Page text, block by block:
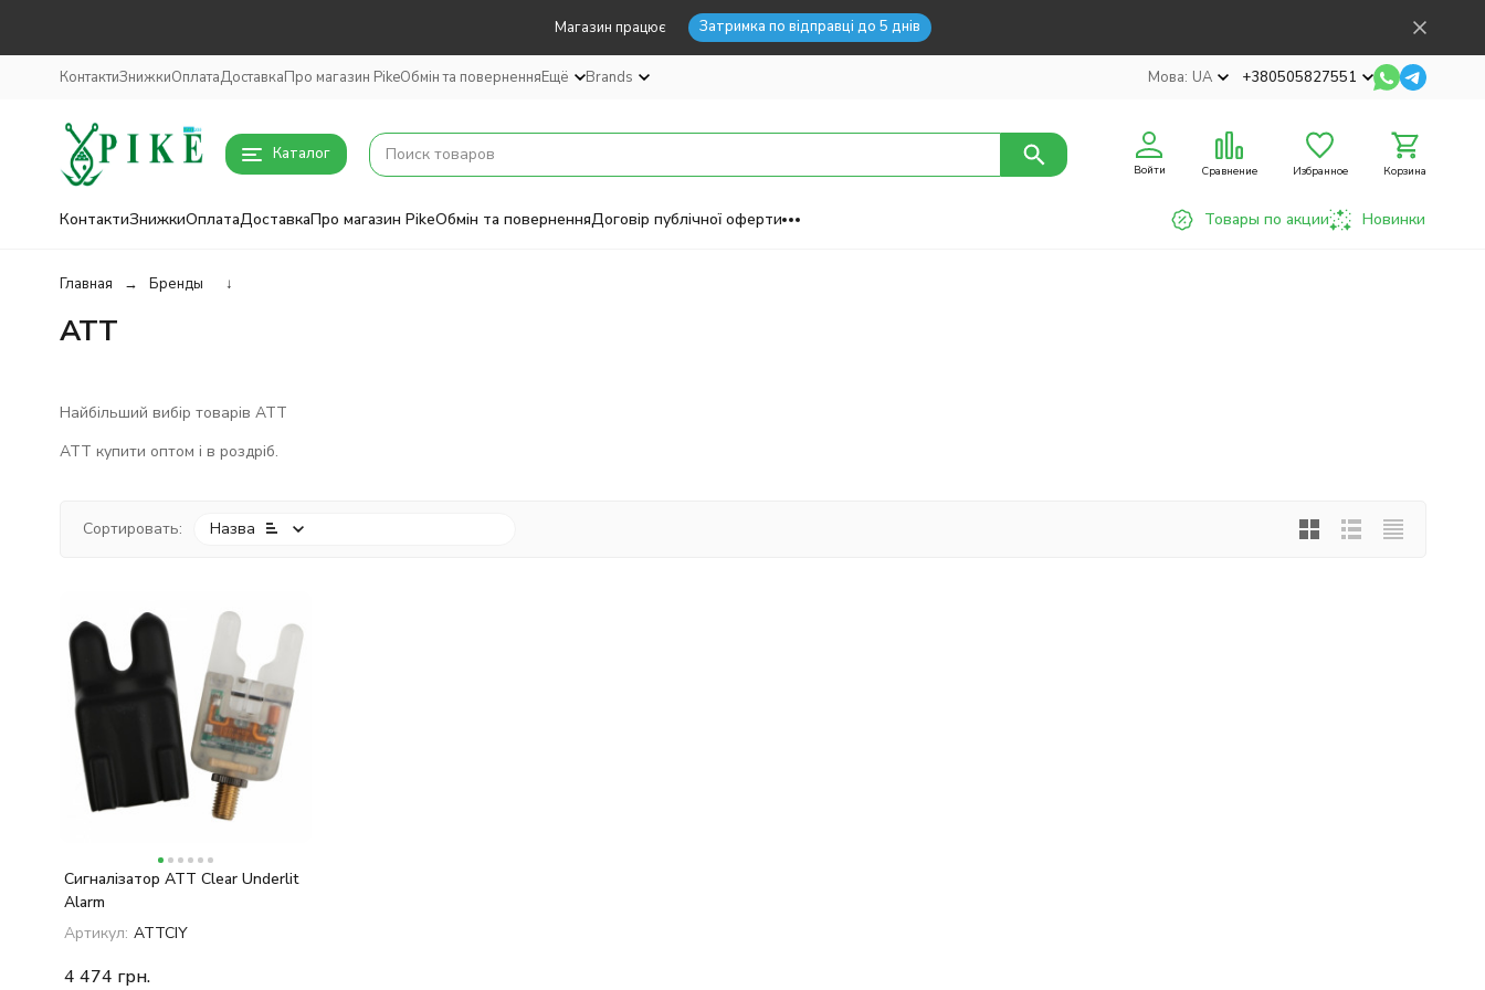
Магазин працює Затримка по відправці до 5 днів
КонтактиЗнижкиОплатаДоставкаПро магазин PikeОбмін та поверненняЕщё Brands Мова: UA +380505827551
Каталог
Войти Сравнение Избранное Корзина
КонтактиЗнижкиОплатаДоставкаПро магазин PikeОбмін та поверненняДоговір публічної оферти Товары по акции Новинки
Главная Бренды ↓
ATT
Найбільший вибір товарів ATT
ATT купити оптом і в роздріб.
Сортировать: Назва
Сигналізатор ATT Clear Underlit
Alarm
Артикул: ATTCIY
4 474 грн.